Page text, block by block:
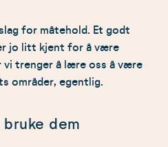
samtidig som han
av å sette ord på
at vanskelige følelser som
eksamensangst er
bedre.
for måtehold. Et godt
jo litt kjent for å være
trenger å lære oss å være
områder, egentlig.
dem